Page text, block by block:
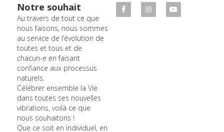
Notre souhait
Au travers de tout ce que
nous faisons, nous sommes
au service de l’évolution de
toutes et tous et de
chacun-e en faisant
confiance aux processus
naturels.
Célébrer ensemble la Vie
dans toutes ses nouvelles
vibrations, voilà ce que
nous souhaitons !
Que ce soit en individuel, en